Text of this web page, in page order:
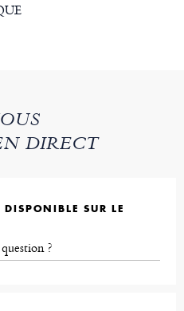
DIRECT
DISPONIBLE SUR LE
?